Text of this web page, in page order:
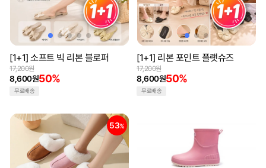
[1+1] 소프트 빅 리본 블로퍼
8,600원50%
17,200원
무료배송
[1+1] 리본 포인트 플랫슈즈
8,600원50%
17,200원
무료배송
53%